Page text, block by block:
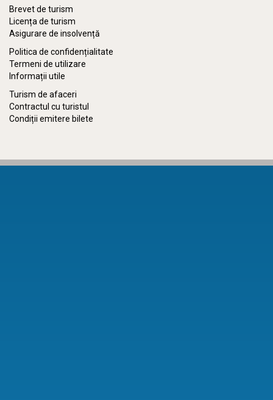
Brevet de turism
Licența de turism
Asigurare de insolvență
Politica de confidențialitate
Termeni de utilizare
Informații utile
Turism de afaceri
Contractul cu turistul
Condiții emitere bilete